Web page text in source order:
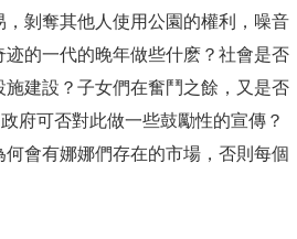
剝奪其他人使用公園的權利，噪音
的一代的晚年做些什麽？社會是否
建設？子女們在奮鬥之餘，又是否
府可否對此做一些鼓勵性的宣傳？
會有娜娜們存在的市場，否則每個